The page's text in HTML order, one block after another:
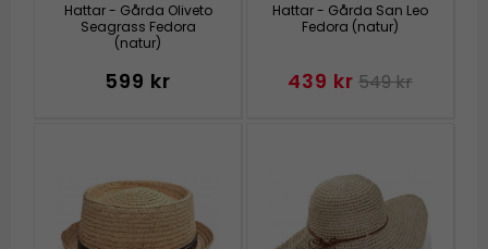
Hattar - Gårda Oliveto
Seagrass Fedora
(natur)
599 kr
Hattar - Gårda San Leo
Fedora (natur)
439 kr 549 kr